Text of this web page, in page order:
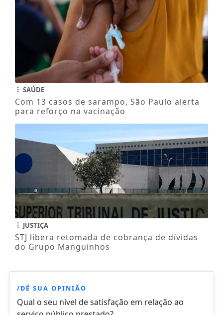
SAÚDE
Com 13 casos de sarampo, São Paulo alerta
para reforço na vacinação
JUSTIÇA
STJ libera retomada de cobrança de dívidas
do Grupo Manguinhos
/DÊ SUA OPINIÃO
Qual o seu nível de satisfação em relação ao